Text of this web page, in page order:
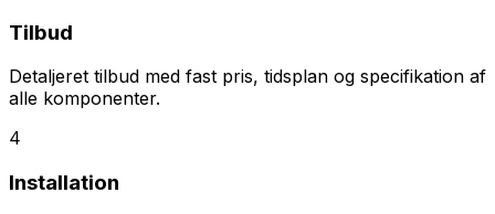
Tilbud
Detaljeret tilbud med fast pris, tidsplan og specifikation af
alle komponenter.
4
Installation